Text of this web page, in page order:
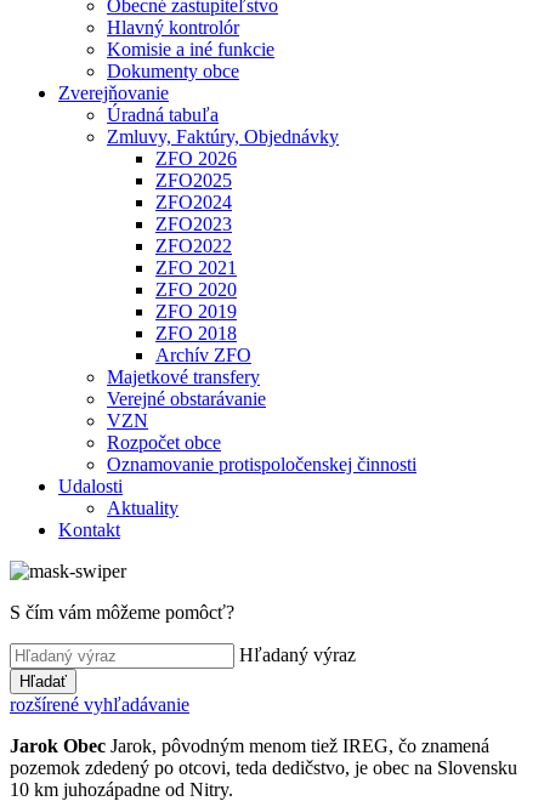
Obecné zastupiteľstvo
Hlavný kontrolór
Komisie a iné funkcie
Dokumenty obce
Zverejňovanie
Úradná tabuľa
Zmluvy, Faktúry, Objednávky
ZFO 2026
ZFO2025
ZFO2024
ZFO2023
ZFO2022
ZFO 2021
ZFO 2020
ZFO 2019
ZFO 2018
Archív ZFO
Majetkové transfery
Verejné obstarávanie
VZN
Rozpočet obce
Oznamovanie protispoločenskej činnosti
Udalosti
Aktuality
Kontakt
S čím vám môžeme pomôcť?
Hľadaný výraz
Hľadať
rozšírené vyhľadávanie
Jarok Obec Jarok, pôvodným menom tiež IREG, čo znamená
pozemok zdedený po otcovi, teda dedičstvo, je obec na Slovensku
10 km juhozápadne od Nitry.